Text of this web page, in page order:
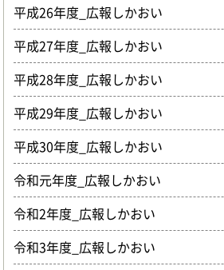
平成26年度_広報しかおい
平成27年度_広報しかおい
平成28年度_広報しかおい
平成29年度_広報しかおい
平成30年度_広報しかおい
令和元年度_広報しかおい
令和2年度_広報しかおい
令和3年度_広報しかおい